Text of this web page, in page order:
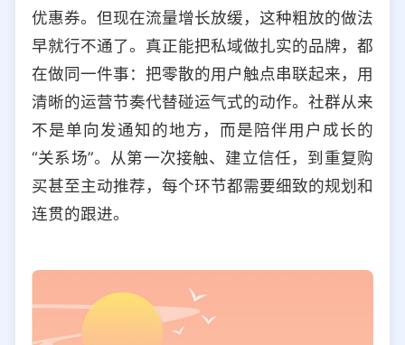
iOS Android PC 其他
选择允许访问的平台类型
优惠券。但现在流量增长放缓，这种粗放的做法
早就行不通了。真正能把私域做扎实的品牌，都
在做同一件事：把零散的用户触点串联起来，用
清晰的运营节奏代替碰运气式的动作。社群从来
不是单向发通知的地方，而是陪伴用户成长的
“关系场”。从第一次接触、建立信任，到重复购
买甚至主动推荐，每个环节都需要细致的规划和
连贯的跟进。